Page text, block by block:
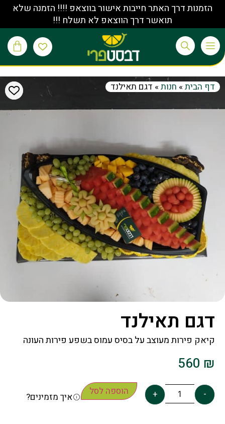
הזמנות דרך האתר חייבות אישור בווצאפ !!!! הזמנה שלא
תואשר דרך הווצאפ לא תשלח !!!
דף הבית » חנות » דגם תאילנד
דגם תאילנד
קיאק פירות מעוצב על בסיס עמוס בשפע פירות העונה
560 ₪
-
+ הוספה לסל איך מזמינים?